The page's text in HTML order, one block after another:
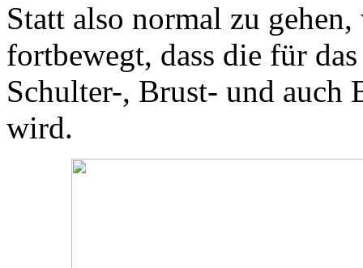
Statt also normal zu
fortbewegt, dass die für
Schulter-, Brust- und auch
wird.